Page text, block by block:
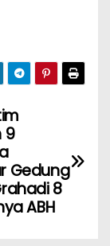
9
Gedung
8
ABH